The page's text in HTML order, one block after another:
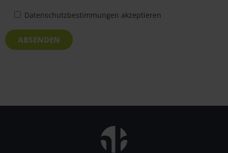
Datenschutzbestimmungen akzeptieren
ABSENDEN